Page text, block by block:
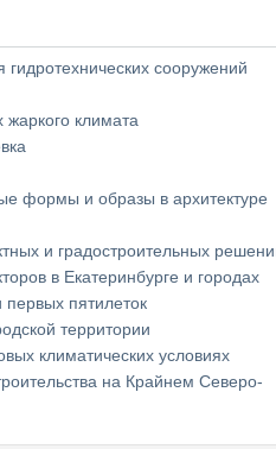
сооружений
жаркого климата
формы и образы в архитектуре
и градостроительных
в Екатеринбурге и городах
пятилеток
территории
климатических условиях
на Крайнем Северо-